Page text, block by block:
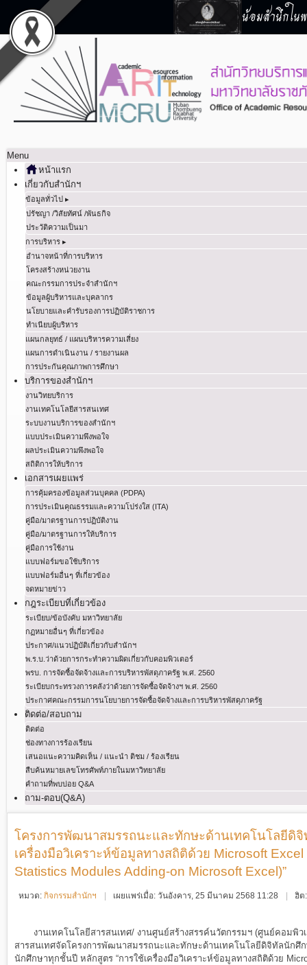
น้อมสำนึกใน
Menu
หน้าแรก
เกี่ยวกับสำนักฯ
ข้อมูลทั่วไป ▸
ปรัชญา /วิสัยทัศน์ /พันธกิจ
ประวัติความเป็นมา
การบริหาร ▸
อำนาจหน้าที่การบริหาร
โครงสร้างหน่วยงาน
คณะกรรมการประจำสำนักฯ
ข้อมูลผู้บริหารและบุคลากร
นโยบายและคำรับรองการปฏิบัติราชการ
ทำเนียบผู้บริหาร
แผนกลยุทธ์ / แผนบริหารความเสี่ยง
แผนการดำเนินงาน / รายงานผล
การประกันคุณภาพการศึกษา
บริการของสำนักฯ
งานวิทยบริการ
งานเทคโนโลยีสารสนเทศ
ระบบงานบริการของสำนักฯ
แบบประเมินความพึงพอใจ
ผลประเมินความพึงพอใจ
สถิติการให้บริการ
เอกสารเผยแพร่
การคุ้มครองข้อมูลส่วนบุคคล (PDPA)
การประเมินคุณธรรมและความโปร่งใส (ITA)
คู่มือ/มาตรฐานการปฏิบัติงาน
คู่มือ/มาตรฐานการให้บริการ
คู่มือการใช้งาน
แบบฟอร์มขอใช้บริการ
แบบฟอร์มอื่นๆ ที่เกี่ยวข้อง
จดหมายข่าว
กฎระเบียบที่เกี่ยวข้อง
ระเบียบ/ข้อบังคับ มหาวิทยาลัย
กฏหมายอื่นๆ ที่เกี่ยวข้อง
ประกาศ/แนวปฏิบัติเกี่ยวกับสำนักฯ
พ.ร.บ.ว่าด้วยการกระทําความผิดเกี่ยวกับคอมพิวเตอร์
พรบ. การจัดซื้อจัดจ้างและการบริหารพัสดุภาครัฐ พ.ศ. 2560
ระเบียบกระทรวงการคลังว่าด้วยการจัดซื้อจัดจ้างฯ พ.ศ. 2560
ประกาศคณะกรรมการนโยบายการจัดซื้อจัดจ้างและการบริหารพัสดุภาครัฐ
ติดต่อ/สอบถาม
ติดต่อ
ช่องทางการร้องเรียน
เสนอแนะความคิดเห็น / แนะนำ ติชม / ร้องเรียน
สืบค้นหมายเลขโทรศัพท์ภายในมหาวิทยาลัย
คำถามที่พบบ่อย Q&A
ถาม-ตอบ(Q&A)
โครงการพัฒนาสมรรถนะและทักษะด้านเทคโนโลยีดิ
เครื่องมือวิเคราะห์ข้อมูลทางสถิติด้วย Microsoft
Statistics Modules Adding-on Microsoft Excel)”
หมวด: กิจกรรมสำนักฯ เผยแพร่เมื่อ: วันอังคาร, 25 มีนาคม 2568 11:28 ฮิต
งานเทคโนโลยีสารสนเทศ/ งานศูนย์สร้างสรรค์นวัตกรรมฯ (ศูนย์คอมพิว
สารสนเทศจัดโครงการพัฒนาสมรรถนะและทักษะด้านเทคโนโลยีดิจิทัลนัก
นักศึกษาทุกชั้นปี หลักสูตร “การใช้เครื่องมือวิเคราะห์ข้อมูลทางสถิติด้วย